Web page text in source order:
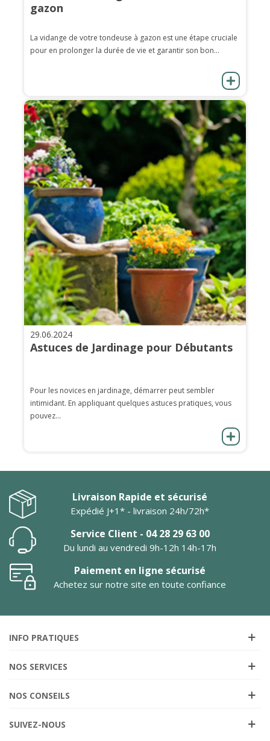
gazon
La vidange de votre tondeuse à gazon est une étape cruciale
pour en prolonger la durée de vie et garantir son bon...
29.06.2024
Astuces de Jardinage pour Débutants
Pour les novices en jardinage, démarrer peut sembler
intimidant. En appliquant quelques astuces pratiques, vous
pouvez...
Livraison Rapide et sécurisé
Expédié J+1* - livraison 24h/72h*
Service Client - 04 28 29 63 00
Du lundi au vendredi 9h-12h 14h-17h
Paiement en ligne sécurisé
Achetez sur notre site en toute confiance
INFO PRATIQUES
NOS SERVICES
NOS CONSEILS
SUIVEZ-NOUS